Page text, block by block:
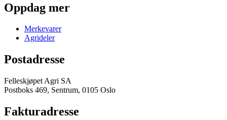
Oppdag mer
Merkevarer
Agrideler
Postadresse
Felleskjøpet Agri SA
Postboks 469, Sentrum, 0105 Oslo
Fakturadresse